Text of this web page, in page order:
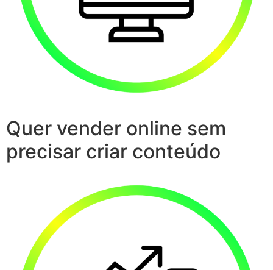
Quer vender online sem
precisar criar conteúdo